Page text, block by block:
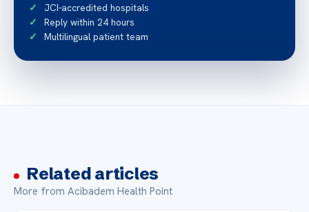
JCI-accredited hospitals
Reply within 24 hours
Multilingual patient team
Related articles
More from Acibadem Health Point